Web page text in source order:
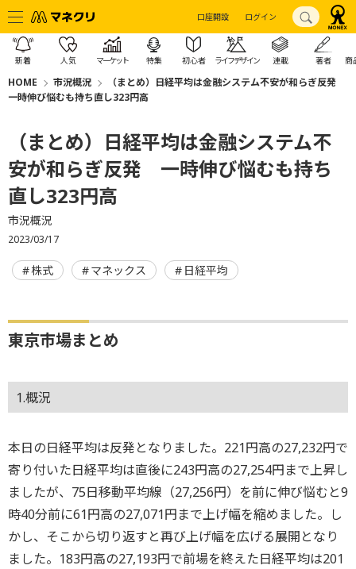
口座開設 ログイン
新着 人気 マーケット 特集 初心者 ライフデザイン 連載 著者 商
HOME 市況概況
（まとめ）日経平均は金融システム不安が和らぎ反発
一時伸び悩むも持ち直し323円高
（まとめ）日経平均は金融システム不
安が和らぎ反発 一時伸び悩むも持ち
直し323円高
市況概況
2023/03/17
株式 マネックス 日経平均
東京市場まとめ
1.概況
本日の日経平均は反発となりました。221円高の27,232円で
寄り付いた日経平均は直後に243円高の27,254円まで上昇し
ましたが、75日移動平均線（27,256円）を前に伸び悩むと9
時40分前に61円高の27,071円まで上げ幅を縮めました。し
かし、そこから切り返すと再び上げ幅を広げる展開となり
ました。183円高の27,193円で前場を終えた日経平均は201